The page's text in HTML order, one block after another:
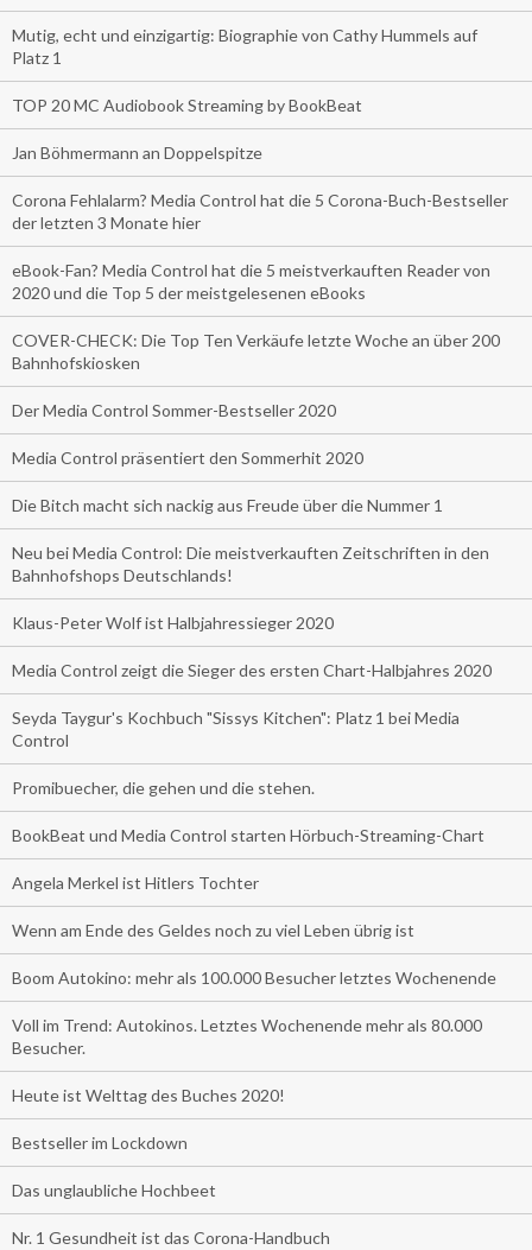
Mutig, echt und einzigartig: Biographie von Cathy Hummels auf
Platz 1
TOP 20 MC Audiobook Streaming by BookBeat
Jan Böhmermann an Doppelspitze
Corona Fehlalarm? Media Control hat die 5 Corona-Buch-Bestseller
der letzten 3 Monate hier
eBook-Fan? Media Control hat die 5 meistverkauften Reader von
2020 und die Top 5 der meistgelesenen eBooks
COVER-CHECK: Die Top Ten Verkäufe letzte Woche an über 200
Bahnhofskiosken
Der Media Control Sommer-Bestseller 2020
Media Control präsentiert den Sommerhit 2020
Die Bitch macht sich nackig aus Freude über die Nummer 1
Neu bei Media Control: Die meistverkauften Zeitschriften in den
Bahnhofshops Deutschlands!
Klaus-Peter Wolf ist Halbjahressieger 2020
Media Control zeigt die Sieger des ersten Chart-Halbjahres 2020
Seyda Taygur's Kochbuch "Sissys Kitchen": Platz 1 bei Media
Control
Promibuecher, die gehen und die stehen.
BookBeat und Media Control starten Hörbuch-Streaming-Chart
Angela Merkel ist Hitlers Tochter
Wenn am Ende des Geldes noch zu viel Leben übrig ist
Boom Autokino: mehr als 100.000 Besucher letztes Wochenende
Voll im Trend: Autokinos. Letztes Wochenende mehr als 80.000
Besucher.
Heute ist Welttag des Buches 2020!
Bestseller im Lockdown
Das unglaubliche Hochbeet
Nr. 1 Gesundheit ist das Corona-Handbuch